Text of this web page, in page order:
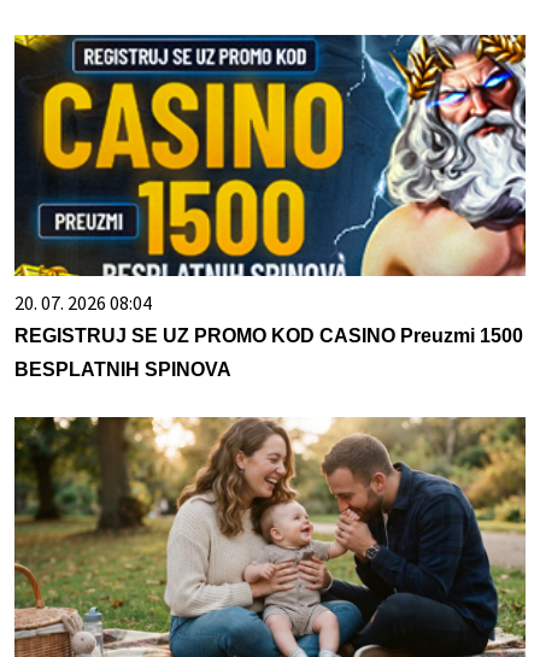
20. 07. 2026 08:04
REGISTRUJ SE UZ PROMO KOD CASINO Preuzmi 1500
BESPLATNIH SPINOVA